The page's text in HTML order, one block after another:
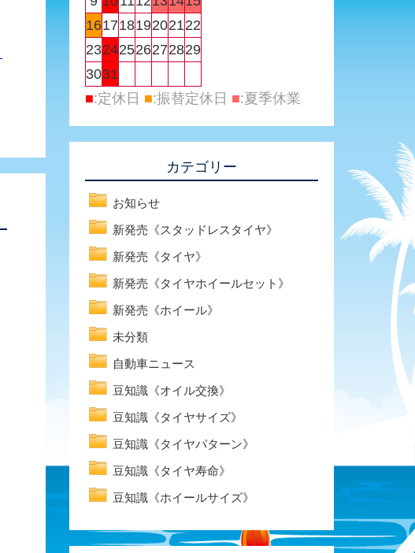
16171819202122
23242526272829
3031
■:定休日 ■:振替定休日 ■:夏季休業
カテゴリー
お知らせ
新発売《スタッドレスタイヤ》
新発売《タイヤ》
新発売《タイヤホイールセット》
新発売《ホイール》
未分類
自動車ニュース
豆知識《オイル交換》
豆知識《タイヤサイズ》
豆知識《タイヤパターン》
豆知識《タイヤ寿命》
豆知識《ホイールサイズ》